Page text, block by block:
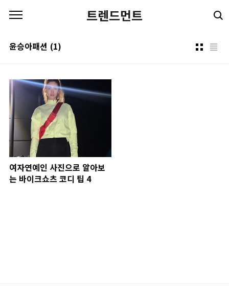
트렌드먼트
윤승아패션 (1)
여자연예인 사진으로 알아보
는 바이크쇼츠 코디 팁 4